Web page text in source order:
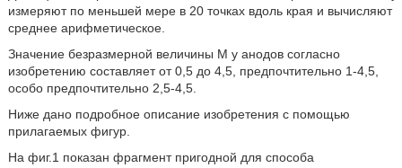
измеряют по меньшей мере в 20 точках вдоль края и вычисляют
среднее арифметическое.
Значение безразмерной величины М у анодов согласно
изобретению составляет от 0,5 до 4,5, предпочтительно 1-4,5,
особо предпочтительно 2,5-4,5.
Ниже дано подробное описание изобретения с помощью
прилагаемых фигур.
На фиг.1 показан фрагмент пригодной для способа